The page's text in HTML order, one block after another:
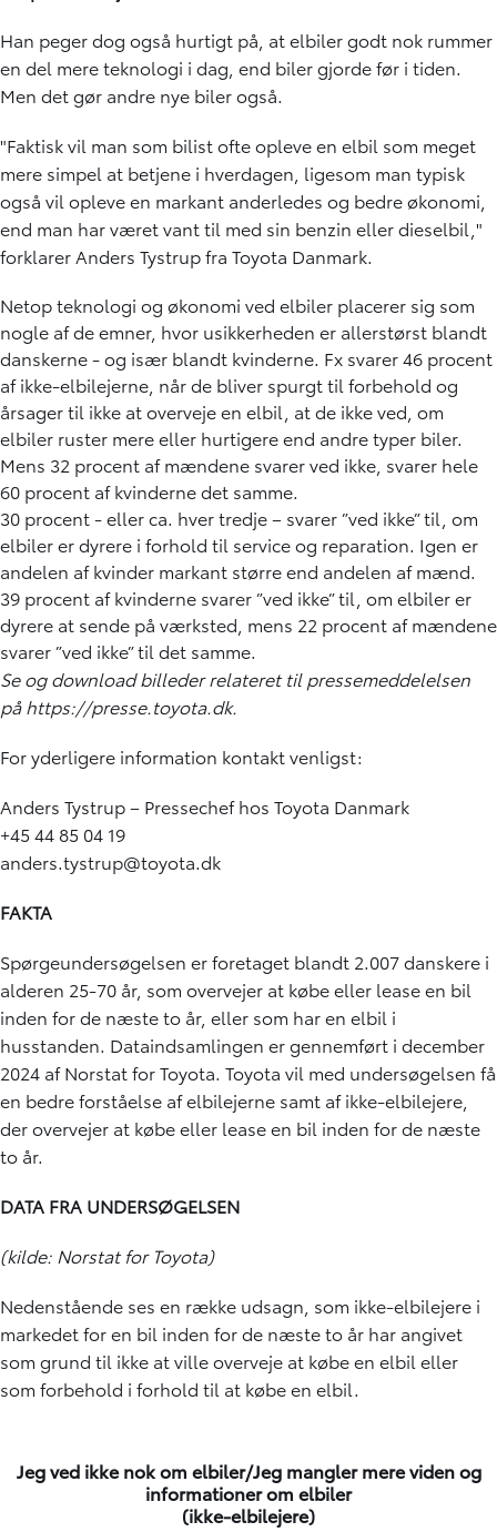
Han peger dog også hurtigt på, at elbiler godt nok rummer
en del mere teknologi i dag, end biler gjorde før i tiden.
Men det gør andre nye biler også.
"Faktisk vil man som bilist ofte opleve en elbil som meget
mere simpel at betjene i hverdagen, ligesom man typisk
også vil opleve en markant anderledes og bedre økonomi,
end man har været vant til med sin benzin eller dieselbil,"
forklarer Anders Tystrup fra Toyota Danmark.
Netop teknologi og økonomi ved elbiler placerer sig som
nogle af de emner, hvor usikkerheden er allerstørst blandt
danskerne - og især blandt kvinderne. Fx svarer 46 procent
af ikke-elbilejerne, når de bliver spurgt til forbehold og
årsager til ikke at overveje en elbil, at de ikke ved, om
elbiler ruster mere eller hurtigere end andre typer biler.
Mens 32 procent af mændene svarer ved ikke, svarer hele
60 procent af kvinderne det samme.
30 procent - eller ca. hver tredje – svarer ”ved ikke” til, om
elbiler er dyrere i forhold til service og reparation. Igen er
andelen af kvinder markant større end andelen af mænd.
39 procent af kvinderne svarer ”ved ikke” til, om elbiler er
dyrere at sende på værksted, mens 22 procent af mændene
svarer ”ved ikke” til det samme.
Se og download billeder relateret til pressemeddelelsen
påhttps://presse.toyota.dk.
For yderligere information kontakt venligst:
Anders Tystrup – Pressechef hos Toyota Danmark
+45 44 85 04 19
anders.tystrup@toyota.dk
FAKTA
Spørgeundersøgelsen er foretaget blandt 2.007 danskere i
alderen 25-70 år, som overvejer at købe eller lease en bil
inden for de næste to år, eller som har en elbil i
husstanden. Dataindsamlingen er gennemført i december
2024 af Norstat for Toyota. Toyota vil med undersøgelsen få
en bedre forståelse af elbilejerne samt af ikke-elbilejere,
der overvejer at købe eller lease en bil inden for de næste
to år.
DATA FRA UNDERSØGELSEN
(kilde: Norstat for Toyota)
Nedenstående ses en række udsagn, som ikke-elbilejere i
markedet for en bil inden for de næste to år har angivet
som grund til ikke at ville overveje at købe en elbil eller
som forbehold i forhold til at købe en elbil.
Jeg ved ikke nok om elbiler/Jeg mangler mere viden og
informationer om elbiler
(ikke-elbilejere)